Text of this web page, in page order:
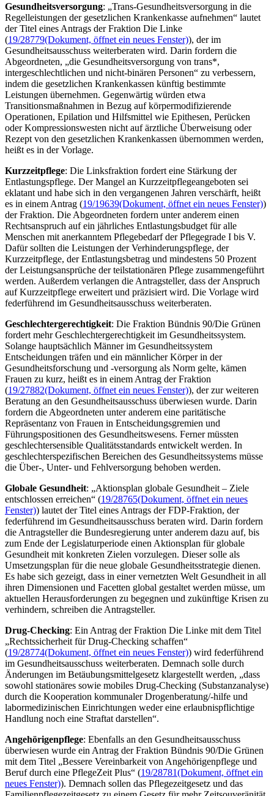
Gesundheitsversorgung: „Trans-Gesundheitsversorgung in die
Regelleistungen der gesetzlichen Krankenkasse aufnehmen“ lautet
der Titel eines Antrags der Fraktion Die Linke
(19/28779(Dokument, öffnet ein neues Fenster)), der im
Gesundheitsausschuss weiterberaten wird. Darin fordern die
Abgeordneten, „die Gesundheitsversorgung von trans*,
intergeschlechtlichen und nicht-binären Personen“ zu verbessern,
indem die gesetzlichen Krankenkassen künftig bestimmte
Leistungen übernehmen. Gegenwärtig würden etwa
Transitionsmaßnahmen in Bezug auf körpermodifizierende
Operationen, Epilation und Hilfsmittel wie Epithesen, Perücken
oder Kompressionswesten nicht auf ärztliche Überweisung oder
Rezept von den gesetzlichen Krankenkassen übernommen werden,
heißt es in der Vorlage.
Kurzzeitpflege: Die Linksfraktion fordert eine Stärkung der
Entlastungspflege. Der Mangel an Kurzzeitpflegeangeboten sei
eklatant und habe sich in den vergangenen Jahren verschärft, heißt
es in einem Antrag (19/19639(Dokument, öffnet ein neues Fenster))
der Fraktion. Die Abgeordneten fordern unter anderem einen
Rechtsanspruch auf ein jährliches Entlastungsbudget für alle
Menschen mit anerkanntem Pflegebedarf der Pflegegrade I bis V.
Dafür sollten die Leistungen der Verhinderungspflege, der
Kurzzeitpflege, der Entlastungsbetrag und mindestens 50 Prozent
der Leistungsansprüche der teilstationären Pflege zusammengeführt
werden. Außerdem verlangen die Antragsteller, dass der Anspruch
auf Kurzzeitpflege erweitert und präzisiert wird. Die Vorlage wird
federführend im Gesundheitsausschuss weiterberaten.
Geschlechtergerechtigkeit: Die Fraktion Bündnis 90/Die Grünen
fordert mehr Geschlechtergerechtigkeit im Gesundheitssystem.
Solange hauptsächlich Männer im Gesundheitssystem
Entscheidungen träfen und ein männlicher Körper in der
Gesundheitsforschung und -versorgung als Norm gelte, kämen
Frauen zu kurz, heißt es in einem Antrag der Fraktion
(19/27882(Dokument, öffnet ein neues Fenster)), der zur weiteren
Beratung an den Gesundheitsausschuss überwiesen wurde. Darin
fordern die Abgeordneten unter anderem eine paritätische
Repräsentanz von Frauen in Entscheidungsgremien und
Führungspositionen des Gesundheitswesens. Ferner müssten
geschlechtersensible Qualitätsstandards entwickelt werden. In
geschlechterspezifischen Bereichen des Gesundheitssystems müsse
die Über-, Unter- und Fehlversorgung behoben werden.
Globale Gesundheit: „Aktionsplan globale Gesundheit – Ziele
entschlossen erreichen“ (19/28765(Dokument, öffnet ein neues
Fenster)) lautet der Titel eines Antrags der FDP-Fraktion, der
federführend im Gesundheitsausschuss beraten wird. Darin fordern
die Antragsteller die Bundesregierung unter anderem dazu auf, bis
zum Ende der Legislaturperiode einen Aktionsplan für globale
Gesundheit mit konkreten Zielen vorzulegen. Dieser solle als
Umsetzungsplan für die neue globale Gesundheitsstrategie dienen.
Es habe sich gezeigt, dass in einer vernetzten Welt Gesundheit in all
ihren Dimensionen und Facetten global gestaltet werden müsse, um
aktuellen Herausforderungen zu begegnen und zukünftige Krisen zu
verhindern, schreiben die Antragsteller.
Drug-Checking: Ein Antrag der Fraktion Die Linke mit dem Titel
„Rechtssicherheit fürDrug-Checking schaffen“
(19/28774(Dokument, öffnet ein neues Fenster)) wird federführend
im Gesundheitsausschuss weiterberaten. Demnach solle durch
Änderungen im Betäubungsmittelgesetz klargestellt werden, „dass
sowohl stationäres sowie mobiles Drug-Checking (Substanzanalyse)
durch die Kooperation kommunaler Drogenberatung/-hilfe und
labormedizinischen Einrichtungen weder eine erlaubnispflichtige
Handlung noch eine Straftat darstellen“.
Angehörigenpflege: Ebenfalls an den Gesundheitsausschuss
überwiesen wurde ein Antrag der Fraktion Bündnis 90/Die Grünen
mit dem Titel „Bessere Vereinbarkeit von Angehörigenpflege und
Beruf durch eine PflegeZeit Plus“ (19/28781(Dokument, öffnet ein
neues Fenster)). Demnach sollen das Pflegezeitgesetz und das